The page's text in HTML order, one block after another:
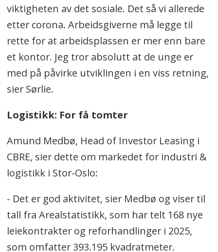
viktigheten av det sosiale. Det så vi allerede
etter corona. Arbeidsgiverne må legge til
rette for at arbeidsplassen er mer enn bare
et kontor. Jeg tror absolutt at de unge er
med på påvirke utviklingen i en viss retning,
sier Sørlie.
Logistikk: For få tomter
Amund Medbø, Head of Investor Leasing i
CBRE, sier dette om markedet for industri &
logistikk i Stor-Oslo:
- Det er god aktivitet, sier Medbø og viser til
tall fra Arealstatistikk, som har telt 168 nye
leiekontrakter og reforhandlinger i 2025,
som omfatter 393.195 kvadratmeter.